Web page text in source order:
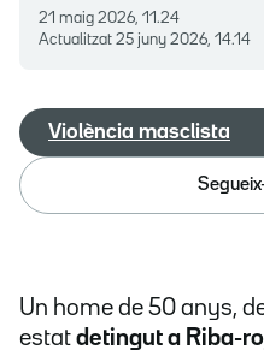
21 maig 2026, 11.24
Actualitzat 25 juny 2026, 14.14
Violència masclista
Un home de 50 anys,
estat detingut a Riba-